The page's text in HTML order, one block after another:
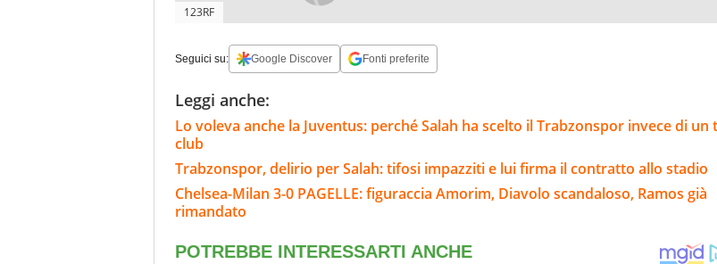
123RF
Seguici su: Google Discover Fonti preferite
Leggi anche:
Lo voleva anche la Juventus: perché Salah ha scelto il Trabzonspor invece di un
club
Trabzonspor, delirio per Salah: tifosi impazziti e lui firma il contratto allo stadio
Chelsea-Milan 3-0 PAGELLE: figuraccia Amorim, Diavolo scandaloso, Ramos già
rimandato